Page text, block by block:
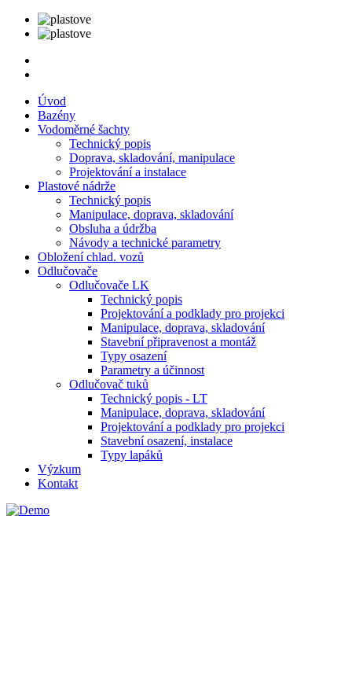
Úvod
Bazény
Vodoměrné šachty
Technický popis
Doprava, skladování, manipulace
Projektování a instalace
Plastové nádrže
Technický popis
Manipulace, doprava, skladování
Obsluha a údržba
Návody a technické parametry
Obložení chlad. vozů
Odlučovače
Odlučovače LK
Technický popis
Projektování a podklady pro projekci
Manipulace, doprava, skladování
Stavební připravenost a montáž
Typy osazení
Parametry a účinnost
Odlučovač tuků
Technický popis - LT
Manipulace, doprava, skladování
Projektování a podklady pro projekci
Stavební osazení, instalace
Typy lapáků
Výzkum
Kontakt